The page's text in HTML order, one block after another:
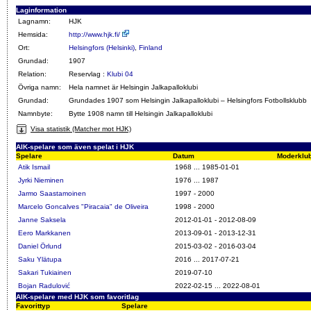
Laginformation
Lagnamn:
HJK
Hemsida:
http://www.hjk.fi/
Ort:
Helsingfors (Helsinki) Finland
Grundad:
1907
Relation:
Reservlag : Klubi 04
Övriga namn:
Hela namnet är Helsingin Jalkapalloklubi
Grundad:
Grundades 1907 som Helsingin Jalkapalloklubi – Helsingfors Fotbollsklubb
Namnbyte:
Bytte 1908 namn till Helsingin Jalkapalloklubi
Visa statistik (Matcher mot HJK)
AIK-spelare som även spelat i HJK
Spelare
Datum
Atik Ismail
1968 ... 1985-01-01
Jyrki Nieminen
1976 ... 1987
Jarmo Saastamoinen
1997 - 2000
Marcelo Goncalves "Piracaia" de Oliveira
1998 - 2000
Janne Saksela
2012-01-01 - 2012-08-09
Eero Markkanen
2013-09-01 - 2013-12-31
Daniel Örlund
2015-03-02 - 2016-03-04
Saku Ylätupa
2016 ... 2017-07-21
Sakari Tukiainen
2019-07-10
Bojan Radulović
2022-02-15 ... 2022-08-01
AIK-spelare med HJK som favoritlag
Favorittyp
Spelare